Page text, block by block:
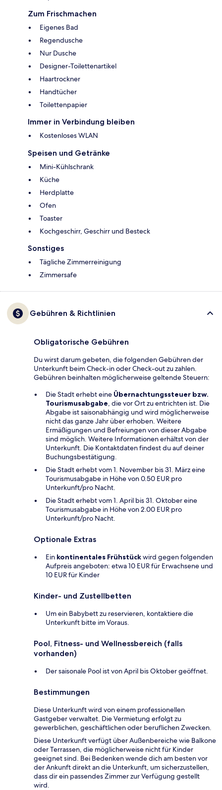
Zum Frischmachen
Eigenes Bad
Regendusche
Nur Dusche
Designer-Toilettenartikel
Haartrockner
Handtücher
Toilettenpapier
Immer in Verbindung bleiben
Kostenloses WLAN
Speisen und Getränke
Mini-Kühlschrank
Küche
Herdplatte
Ofen
Toaster
Kochgeschirr, Geschirr und Besteck
Sonstiges
Tägliche Zimmerreinigung
Zimmersafe
Gebühren & Richtlinien
Obligatorische Gebühren
Du wirst darum gebeten, die folgenden Gebühren der
Unterkunft beim Check-in oder Check-out zu zahlen.
Gebühren beinhalten möglicherweise geltende Steuern:
Die Stadt erhebt eine Übernachtungssteuer bzw.
Tourismusabgabe, die vor Ort zu entrichten ist. Die
Abgabe ist saisonabhängig und wird möglicherweise
nicht das ganze Jahr über erhoben. Weitere
Ermäßigungen und Befreiungen von dieser Abgabe
sind möglich. Weitere Informationen erhältst von der
Unterkunft. Die Kontaktdaten findest du auf deiner
Buchungsbestätigung.
Die Stadt erhebt vom 1. November bis 31. März eine
Tourismusabgabe in Höhe von 0.50 EUR pro
Unterkunft/pro Nacht.
Die Stadt erhebt vom 1. April bis 31. Oktober eine
Tourismusabgabe in Höhe von 2.00 EUR pro
Unterkunft/pro Nacht.
Optionale Extras
Ein kontinentales Frühstückwird gegen folgenden
Aufpreis angeboten: etwa 10 EUR für Erwachsene und
10 EUR für Kinder
Kinder- und Zustellbetten
Um ein Babybett zu reservieren, kontaktiere die
Unterkunft bitte im Voraus.
Pool, Fitness- und Wellnessbereich (falls
vorhanden)
Der saisonale Pool ist von April bis Oktober geöffnet.
Bestimmungen
Diese Unterkunft wird von einem professionellen
Gastgeber verwaltet. Die Vermietung erfolgt zu
gewerblichen, geschäftlichen oder beruflichen Zwecken.
Diese Unterkunft verfügt über Außenbereiche wie Balkone
oder Terrassen, die möglicherweise nicht für Kinder
geeignet sind. Bei Bedenken wende dich am besten vor
der Ankunft direkt an die Unterkunft, um sicherzustellen,
dass dir ein passendes Zimmer zur Verfügung gestellt
wird.